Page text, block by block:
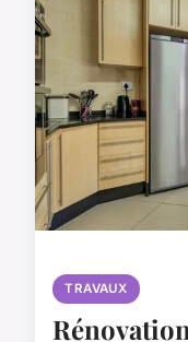
TRAVAUX